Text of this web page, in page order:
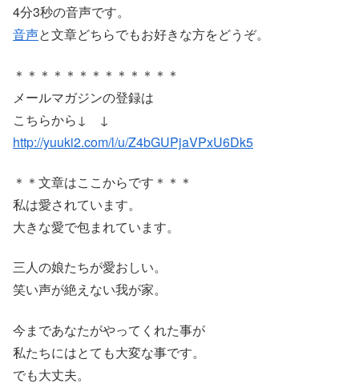
4分3秒の音声です。
音声と文章どちらでもお好きな方をどうぞ。
＊＊＊＊＊＊＊＊＊＊＊＊＊
メールマガジンの登録は
こちらから↓ ↓
http://yuuki2.com/l/u/Z4bGUPjaVPxU6Dk5
＊＊文章はここからです＊＊＊
私は愛されています。
大きな愛で包まれています。
三人の娘たちが愛おしい。
笑い声が絶えない我が家。
今まであなたがやってくれた事が
私たちにはとても大変な事です。
でも大丈夫。